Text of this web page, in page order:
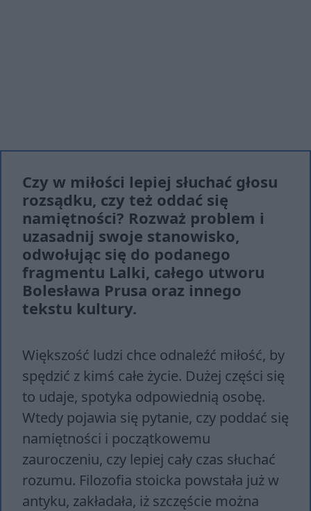
Czy w miłości lepiej słuchać głosu
rozsądku, czy też oddać się
namiętności? Rozważ problem i
uzasadnij swoje stanowisko,
odwołując się do podanego
fragmentu Lalki, całego utworu
Bolesława Prusa oraz innego
tekstu kultury.
Większość ludzi chce odnaleźć miłość, by
spędzić z kimś całe życie. Dużej części się
to udaje, spotyka odpowiednią osobę.
Wtedy pojawia się pytanie, czy poddać się
namiętności i początkowemu
zauroczeniu, czy lepiej cały czas słuchać
rozumu. Filozofia stoicka powstała już w
antyku, zakładała, iż szczęście można